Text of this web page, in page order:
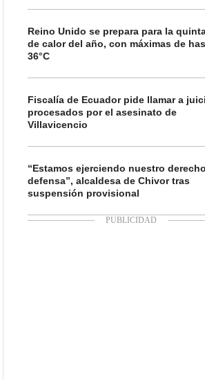
Reino Unido se prepara para la
de calor del año, con máximas de
36°C
Fiscalía de Ecuador pide llamar a
procesados por el asesinato de
Villavicencio
“Estamos ejerciendo nuestro
defensa”, alcaldesa de Chivor tras
suspensión provisional